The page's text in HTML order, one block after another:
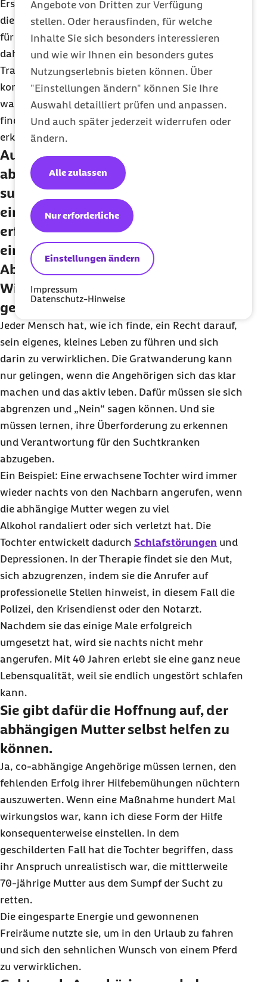
Angebote von Dritten zur Verfügung
stellen. Oder herausfinden, für welche
Inhalte Sie sich besonders interessieren
und wie wir Ihnen ein besonders gutes
Nutzungserlebnis bieten können. Über
"Einstellungen ändern" können Sie Ihre
Auswahl detailliert prüfen und anpassen.
Und auch später jederzeit widerrufen oder
ändern.
Einstellungen ändern
Nur erforderliche
Alle zulassen
Impressum
Datenschutz-Hinweise
Erschöpfung und Bitterkeit sind Ansatzpunkte für
die Betroffenen, anhand derer sie ein Bewusstsein
für die Problematik entwickeln können. Denn
dahinter verstecken sich eine angestaute
Traurigkeit und die Wut, im Leben zu kurz zu
kommen. Entscheidend ist, die eigenen Gefühle
wahrzunehmen, einen Zugang zu sich selbst zu
finden und so die co-abhängige Sackgasse zu
erkennen.
Auf Ihrem Informationsportal co-
abhaengig.de heißt es: „Einem
suchtkranken Menschen zu helfen, ist
eine Gratwanderung zwischen
erforderlicher Unterstützung auf der
einen Seite sowie einer gesunden
Abgrenzung auf der anderen Seite.“
Wie kann dieser Balanceakt
gelingen?
Jeder Mensch hat, wie ich finde, ein Recht darauf,
sein eigenes, kleines Leben zu führen und sich
darin zu verwirklichen. Die Gratwanderung kann
nur gelingen, wenn die Angehörigen sich das klar
machen und das aktiv leben. Dafür müssen sie sich
abgrenzen und „Nein“ sagen können. Und sie
müssen lernen, ihre Überforderung zu erkennen
und Verantwortung für den Suchtkranken
abzugeben.
Ein Beispiel: Eine erwachsene Tochter wird immer
wieder nachts von den Nachbarn angerufen, wenn
die abhängige Mutter wegen zu viel
Alkohol randaliert oder sich verletzt hat. Die
Tochter entwickelt dadurch Schlafstörungen und
Depressionen. In der Therapie findet sie den Mut,
sich abzugrenzen, indem sie die Anrufer auf
professionelle Stellen hinweist, in diesem Fall die
Polizei, den Krisendienst oder den Notarzt.
Nachdem sie das einige Male erfolgreich
umgesetzt hat, wird sie nachts nicht mehr
angerufen. Mit 40 Jahren erlebt sie eine ganz neue
Lebensqualität, weil sie endlich ungestört schlafen
kann.
Sie gibt dafür die Hoffnung auf, der
abhängigen Mutter selbst helfen zu
können.
Ja, co-abhängige Angehörige müssen lernen, den
fehlenden Erfolg ihrer Hilfebemühungen nüchtern
auszuwerten. Wenn eine Maßnahme hundert Mal
wirkungslos war, kann ich diese Form der Hilfe
konsequenterweise einstellen. In dem
geschilderten Fall hat die Tochter begriffen, dass
ihr Anspruch unrealistisch war, die mittlerweile
70-jährige Mutter aus dem Sumpf der Sucht zu
retten.
Die eingesparte Energie und gewonnenen
Freiräume nutzte sie, um in den Urlaub zu fahren
und sich den sehnlichen Wunsch von einem Pferd
zu verwirklichen.